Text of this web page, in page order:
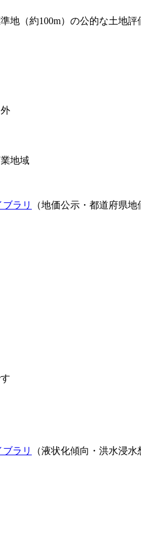
地 （約100m） の公的な土地評
地域
ラリ （地価公示・都道府県
ラリ
（液状化傾向・洪水浸